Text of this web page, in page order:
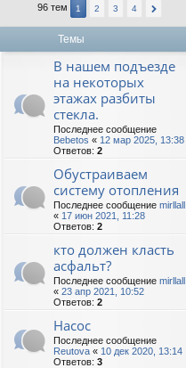
96 тем 1 2 3 4
Темы
В нашем подъезде
на некоторых
этажах разбиты
стекла.
Последнее сообщение
Bebetos « 12 мар 2025, 13:38
Ответов: 2
Обустраиваем
систему отопления
Последнее сообщение mirllall
« 17 июн 2021, 11:28
Ответов: 2
кто должен класть
асфальт?
Последнее сообщение mirllall
« 23 апр 2021, 10:52
Ответов: 2
Насос
Последнее сообщение
Reutova « 10 дек 2020, 13:14
Ответов: 3